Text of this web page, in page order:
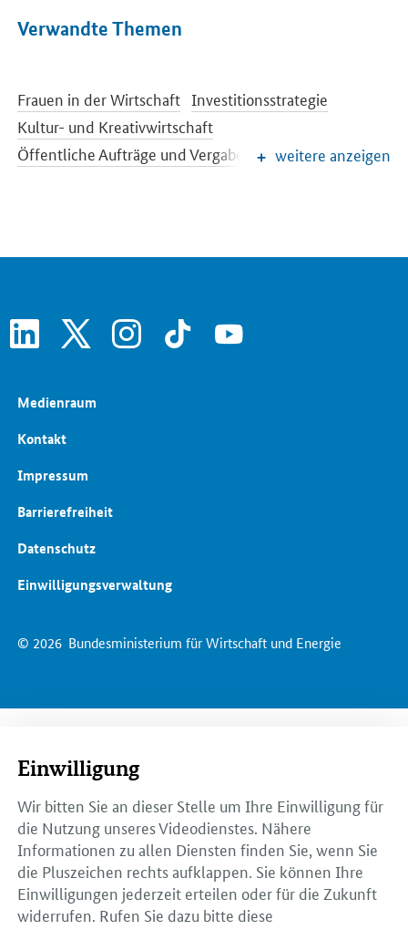
Verwandte Themen
Frauen in der Wirtschaft Investitionsstrategie
Kultur- und Kreativwirtschaft
Öffentliche Aufträge und Vergabe
Wirtschaftsbranchen
weitere anzeigen
linkedin instagram tiktok youtube
© 2026 Bundesministerium für Wirtschaft und Energie
Medienraum
Kontakt
Impressum
Barrierefreiheit
Datenschutz
Einwilligungsverwaltung
Einwilligung
Wir bitten Sie an dieser Stelle um Ihre Einwilligung für
die Nutzung unseres Videodienstes. Nähere
Informationen zu allen Diensten finden Sie, wenn Sie
die Pluszeichen rechts aufklappen. Sie können Ihre
Einwilligungen jederzeit erteilen oder für die Zukunft
widerrufen. Rufen Sie dazu bitte diese